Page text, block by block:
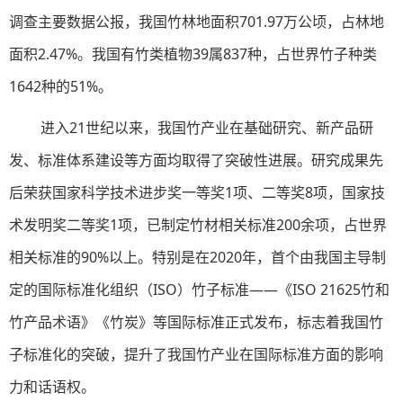
调查主要数据公报，我国竹林地面积701.97万公顷，占林地
面积2.47%。我国有竹类植物39属837种，占世界竹子种类
1642种的51%。
进入21世纪以来，我国竹产业在基础研究、新产品研
发、标准体系建设等方面均取得了突破性进展。研究成果先
后荣获国家科学技术进步奖一等奖1项、二等奖8项，国家技
术发明奖二等奖1项，已制定竹材相关标准200余项，占世界
相关标准的90%以上。特别是在2020年，首个由我国主导制
定的国际标准化组织（ISO）竹子标准——《ISO 21625竹和
竹产品术语》《竹炭》等国际标准正式发布，标志着我国竹
子标准化的突破，提升了我国竹产业在国际标准方面的影响
力和话语权。